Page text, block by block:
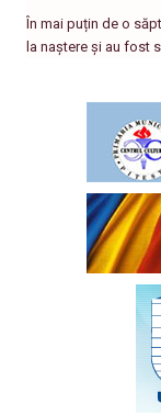
În mai puțin de o
la naștere și au fost